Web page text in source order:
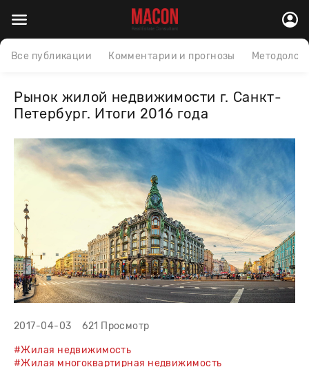
Все публикации Комментарии и прогнозы
Рынок жилой недвижимости г. Санкт-
Петербург. Итоги 2016 года
2017-04-03 621 Просмотр
#Жилая недвижимость
#Жилая многоквартирная недвижимость